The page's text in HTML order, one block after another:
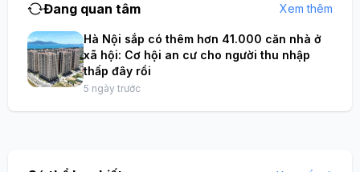
Đang quan tâm Xem thêm
Hà Nội sắp có thêm hơn 41.000 căn nhà ở
xã hội: Cơ hội an cư cho người thu nhập
thấp đây rồi
5 ngày trước